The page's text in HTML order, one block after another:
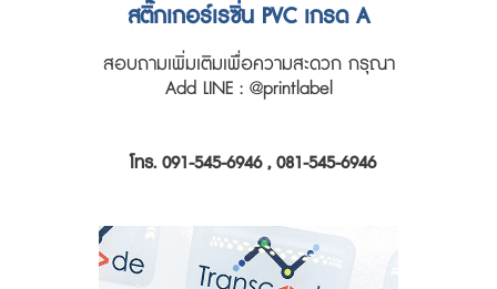
สติ๊กเกอร์เรซิ่น PVC เกรด A
สอบถามเพิ่มเติมเพื่อความสะดวก กรุณา
Add LINE : @printlabel
โทร. 091-545-6946 , 081-545-6946